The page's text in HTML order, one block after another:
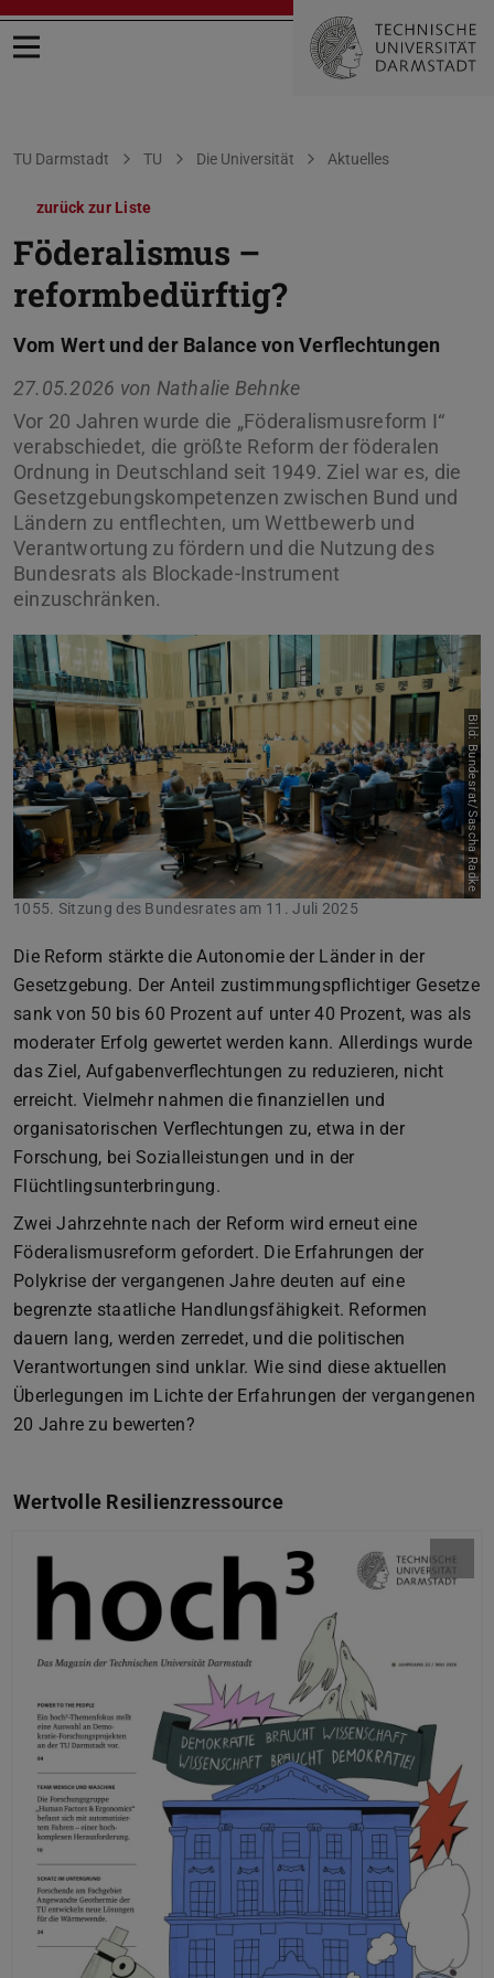
Menü öffnen
Sie befinden sich hier:
TU Darmstadt TU Die Universität Aktuelles
zurück zur Liste
Föderalismus –
reformbedürftig?
Vom Wert und der Balance von Verflechtungen
27.05.2026 von Nathalie Behnke
Vor 20 Jahren wurde die „Föderalismusreform I“
verabschiedet, die größte Reform der föderalen
Ordnung in Deutschland seit 1949. Ziel war es, die
Gesetzgebungskompetenzen zwischen Bund und
Ländern zu entflechten, um Wettbewerb und
Verantwortung zu fördern und die Nutzung des
Bundesrats als Blockade-Instrument
einzuschränken.
Bild: Bundesrat/Sascha Radke
1055. Sitzung des Bundesrates am 11. Juli 2025
Die Reform stärkte die Autonomie der Länder in der
Gesetzgebung. Der Anteil zustimmungspflichtiger Gesetze
sank von 50 bis 60 Prozent auf unter 40 Prozent, was als
moderater Erfolg gewertet werden kann. Allerdings wurde
das Ziel, Aufgabenverflechtungen zu reduzieren, nicht
erreicht. Vielmehr nahmen die finanziellen und
organisatorischen Verflechtungen zu, etwa in der
Forschung, bei Sozialleistungen und in der
Flüchtlingsunterbringung.
Zwei Jahrzehnte nach der Reform wird erneut eine
Föderalismusreform gefordert. Die Erfahrungen der
Polykrise der vergangenen Jahre deuten auf eine
begrenzte staatliche Handlungsfähigkeit. Reformen
dauern lang, werden zerredet, und die politischen
Verantwortungen sind unklar. Wie sind diese aktuellen
Überlegungen im Lichte der Erfahrungen der vergangenen
20 Jahre zu bewerten?
Wertvolle Resilienzressource